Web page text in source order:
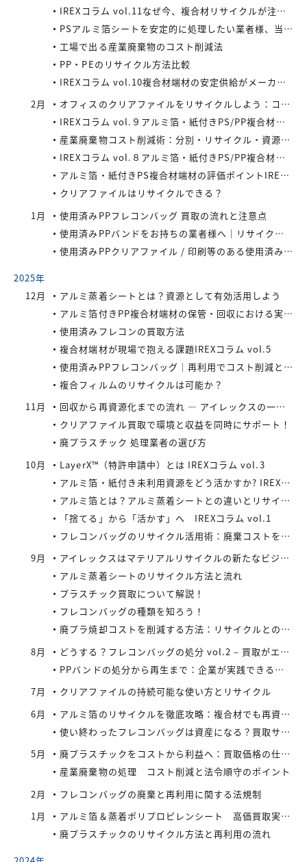
IREXコラム vol.11なぜ今、複合材リサイクルが注目されているのか
PSアルミ箔シートを安定的に処理したい業者様、当社が買い取ります！
工場で出る産業廃棄物のコスト削減法
PP・PEのリサイクル方法比較
IREXコラム vol.10複合材端材の安定供給がメーカーにもたらすメリット
2月
オフィスのクリアファイルをリサイクルしよう：コストと環境負荷を同時に減らす方法
IREXコラム vol.９アルミ箔・紙付きPS/PP複合材端材の回収スキームと全国対応体制
産業廃棄物コスト削減術：分別・リサイクル・資源化の徹底活用
IREXコラム vol.８アルミ箔・紙付きPS/PP複合材端材をより高く評価するために現場でできること
アルミ箔・紙付きPS複合材端材の評価ポイントIREXコラム vol.7
クリアファイルはリサイクルできる？
1月
使用済みPPフレコンバッグ 買取の流れと注意点
使用済みPPバンドをお持ちの業者様へ｜リサイクル・買取対応中
使用済みPPクリアファイル / 印刷等のある使用済みPPクリアファイルの再資源化とリサイクル方法
2025年
12月
アルミ蒸着シートとは？資源として有効活用しよう
アルミ箔付きPP複合材端材の保管・回収における実務上のポイントIREXコラム vol.6
使用済みフレコンの買取方法
複合材端材が現場で抱える課題IREXコラム vol.5
使用済みPPフレコンバッグ｜再利用でコスト削減と環境負荷軽減を実現
複合フィルムのリサイクルは可能か？
11月
回収から再資源化までの流れ ― アイレックスの一貫処理体制 IREXコラム vol.4
クリアファイル買取で環境と収益を同時にサポート！
廃プラスチック 処理業者の選び方
10月
LayerX™（特許申請中）とは IREXコラム vol.3
アルミ箔・紙付き未利用資源をどう活かすか? IREXコラム vol.2
アルミ箔とは？アルミ蒸着シートとの違いとリサイクルの取り組み
「捨てる」から「活かす」へ IREXコラム vol.1
フレコンバッグのリサイクル活用術：廃棄コストを減らす具体策とは
9月
アイレックスはマテリアルリサイクルの新たなビジネスに着手
アルミ蒸着シートのリサイクル方法と流れ
プラスチック買取について解説！
フレコンバッグの種類を知ろう！
廃プラ焼却コストを削減する方法：リサイクルとの比較で見えてくる最適解
8月
どうする？フレコンバッグの処分 vol.2 – 買取がエコにつながる
PPバンドの処分から再生まで：企業が実践できるコスト効率の高い手法
7月
クリアファイルの持続可能な使い方とリサイクル
6月
アルミ箔のリサイクルを徹底攻略：複合材でも再資源化できる最新手法とアイレックス株式会社の取り組み
使い終わったフレコンバッグは資産になる？買取サービスを活用したリサイクル戦略
5月
廃プラスチックをコストから利益へ：買取価格の仕組みと高値で売るコツ
産業廃棄物の処理 コスト削減と法令順守のポイント
2月
フレコンバッグの廃棄と再利用に関する法規制
1月
アルミ箔＆蒸着ポリプロピレンシート 高価買取実施中
廃プラスチックのリサイクル方法と再利用の流れ